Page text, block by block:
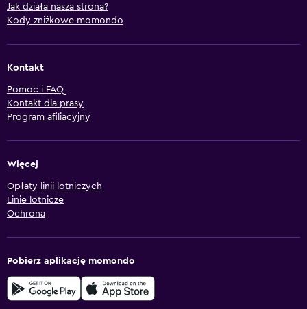
Jak działa nasza strona?
Kody zniżkowe momondo
Kontakt
Pomoc i FAQ
Kontakt dla prasy
Program afiliacyjny
Więcej
Opłaty linii lotniczych
Linie lotnicze
Ochrona
Pobierz aplikację momondo